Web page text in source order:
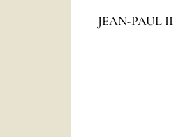
JEAN-PAUL II